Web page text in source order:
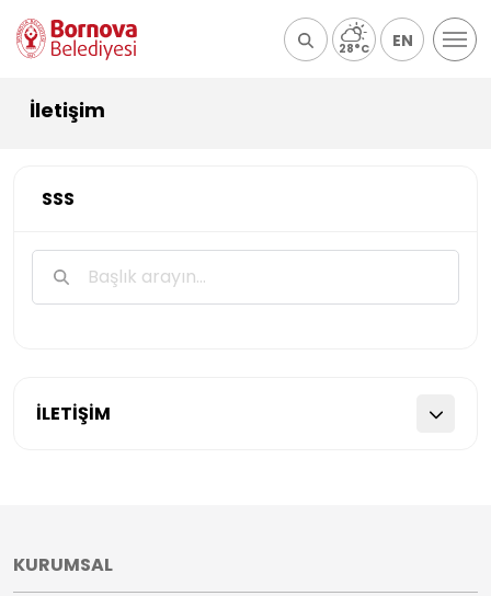
28°C EN
İletişim
İLETİŞİM
SSS
KURUMSAL